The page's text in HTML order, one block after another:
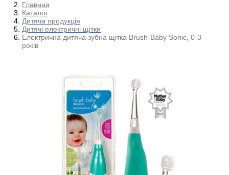
Главная
Каталог
Дитяча продукція
Дитячі електричні щітки
Електрична дитяча зубна щітка Brush-Baby Sonic, 0-3
років